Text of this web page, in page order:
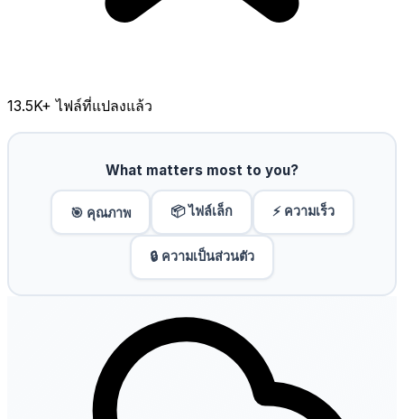
13.5K+ ไฟล์ที่แปลงแล้ว
What matters most to you?
🎯 คุณภาพ 📦 ไฟล์เล็ก ⚡ ความเร็ว
🔒 ความเป็นส่วนตัว